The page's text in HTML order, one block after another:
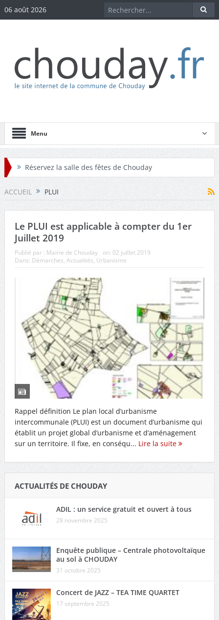
06 août 2026
Menu
Réservez la salle des fêtes de Chouday
Réservez la maison des associations de Chouday
Téléchargez les comptes-rendus des conseils
municipaux de Chouday
ACCUEIL PLUI
Le PLUI est applicable à compter du 1er
Juillet 2019
Publié par : Mairie de Chouday on: 02 juillet 2019
Dans: Démarches, Actualités, Urbanisme
Rappel définition Le plan local d’urbanisme
intercommunale (PLUI) est un document d’urbanisme qui
établit un projet global d’urbanisme et d’aménagement
sur un territoire. Il fixe, en conséqu... Lire la suite
ACTUALITÉS DE CHOUDAY
ADIL : un service gratuit et ouvert à tous
28 novembre 2025
Enquête publique – Centrale photovoltaïque
au sol à CHOUDAY
31 octobre 2025
Concert de JAZZ – TEA TIME QUARTET
17 septembre 2025